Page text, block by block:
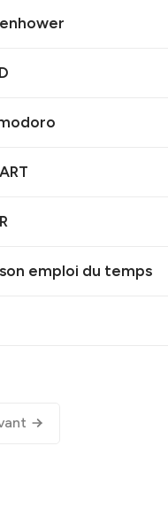
emploi du temps